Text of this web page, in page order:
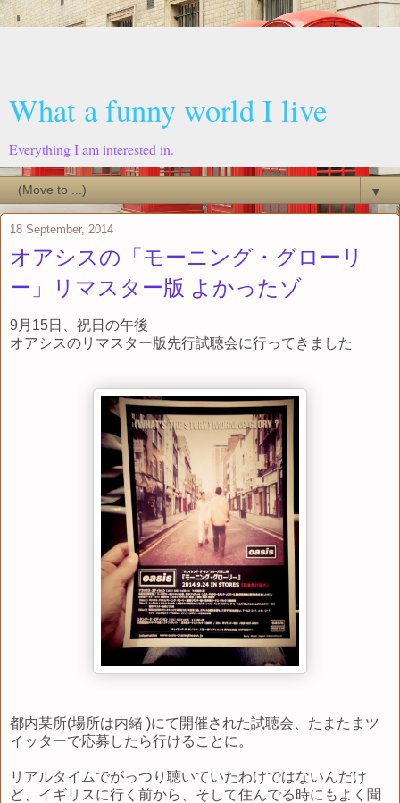
What a funny world I live
Everything I am interested in.
▼
18 September, 2014
オアシスの「モーニング・グローリ
ー」リマスター版 よかったゾ
9月15日、祝日の午後
オアシスのリマスター版先行試聴会に行ってきました
都内某所(場所は内緒 )にて開催された試聴会、たまたまツ
イッターで応募したら行けることに。
リアルタイムでがっつり聴いていたわけではないんだけ
ど、イギリスに行く前から、そして住んでる時にもよく聞